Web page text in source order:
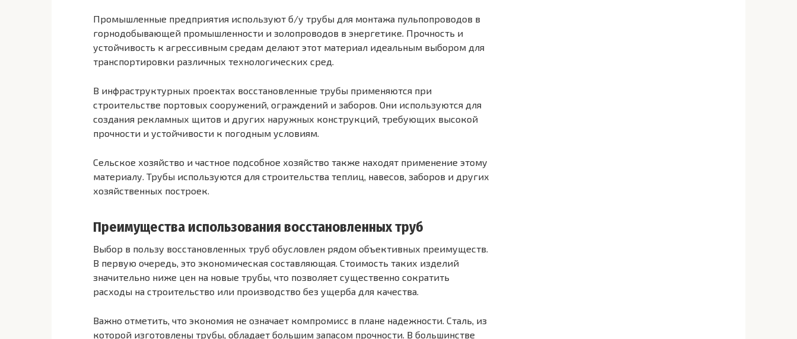
Промышленные предприятия используют б/у трубы для монтажа пульпопроводов в
горнодобывающей промышленности и золопроводов в энергетике. Прочность и
устойчивость к агрессивным средам делают этот материал идеальным выбором для
транспортировки различных технологических сред.
В инфраструктурных проектах восстановленные трубы применяются при
строительстве портовых сооружений, ограждений и заборов. Они используются для
создания рекламных щитов и других наружных конструкций, требующих высокой
прочности и устойчивости к погодным условиям.
Сельское хозяйство и частное подсобное хозяйство также находят применение этому
материалу. Трубы используются для строительства теплиц, навесов, заборов и других
хозяйственных построек.
Преимущества использования восстановленных труб
Выбор в пользу восстановленных труб обусловлен рядом объективных преимуществ.
В первую очередь, это экономическая составляющая. Стоимость таких изделий
значительно ниже цен на новые трубы, что позволяет существенно сократить
расходы на строительство или производство без ущерба для качества.
Важно отметить, что экономия не означает компромисс в плане надежности. Сталь, из
которой изготовлены трубы, обладает большим запасом прочности. В большинстве